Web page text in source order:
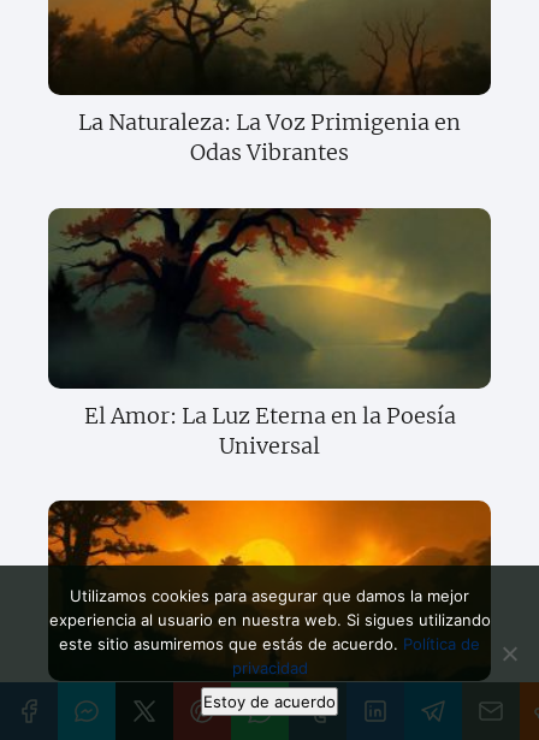
La Naturaleza: La Voz Primigenia en
Odas Vibrantes
El Amor: La Luz Eterna en la Poesía
Universal
Versos: El Fuego Sagrado que Jamás se
Utilizamos cookies para asegurar que damos la mejor
experiencia al usuario en nuestra web. Si sigues utilizando
este sitio asumiremos que estás de acuerdo. Política de
privacidad
Estoy de acuerdo